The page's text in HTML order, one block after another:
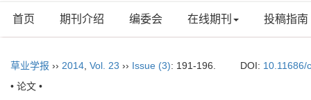
首页 期刊介绍 编委会 在线期刊 投稿指南
草业学报 ›› 2014 Vol. 23 ›› Issue (3): 191-196. DOI: 10.11686/
• 论文 •